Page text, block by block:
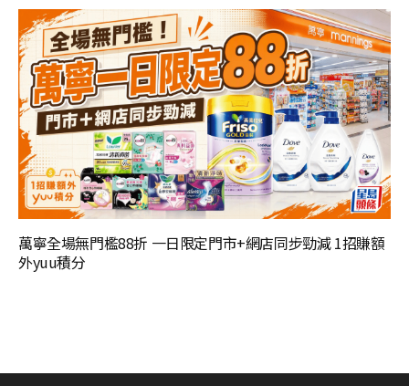
萬寧全場無門檻88折 一日限定門市+網店同步勁減 1招賺額
外yuu積分